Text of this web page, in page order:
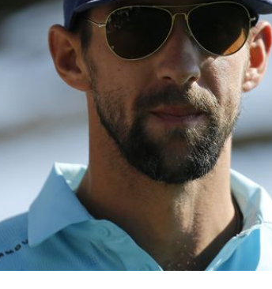
Promiflash Exklusiv
Alle Themen auf Promiflash
Jobs
App runterladen
Team
Redaktionelle Richtlinien
Impressum
Datenschutzerklärung